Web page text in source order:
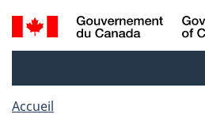
au
à
Recherche
et
Accueil